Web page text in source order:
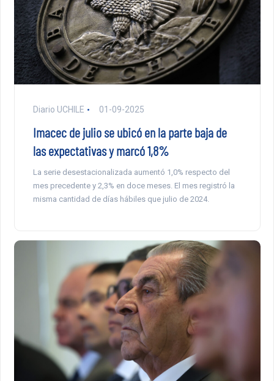
Diario UCHILE 01-09-2025
Imacec de julio se ubicó en la parte baja de
las expectativas y marcó 1,8%
La serie desestacionalizada aumentó 1,0% respecto del
mes precedente y 2,3% en doce meses. El mes registró la
misma cantidad de días hábiles que julio de 2024.